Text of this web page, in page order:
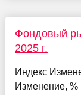
Фондовый
2025 г.
Индекс
Изменение, %